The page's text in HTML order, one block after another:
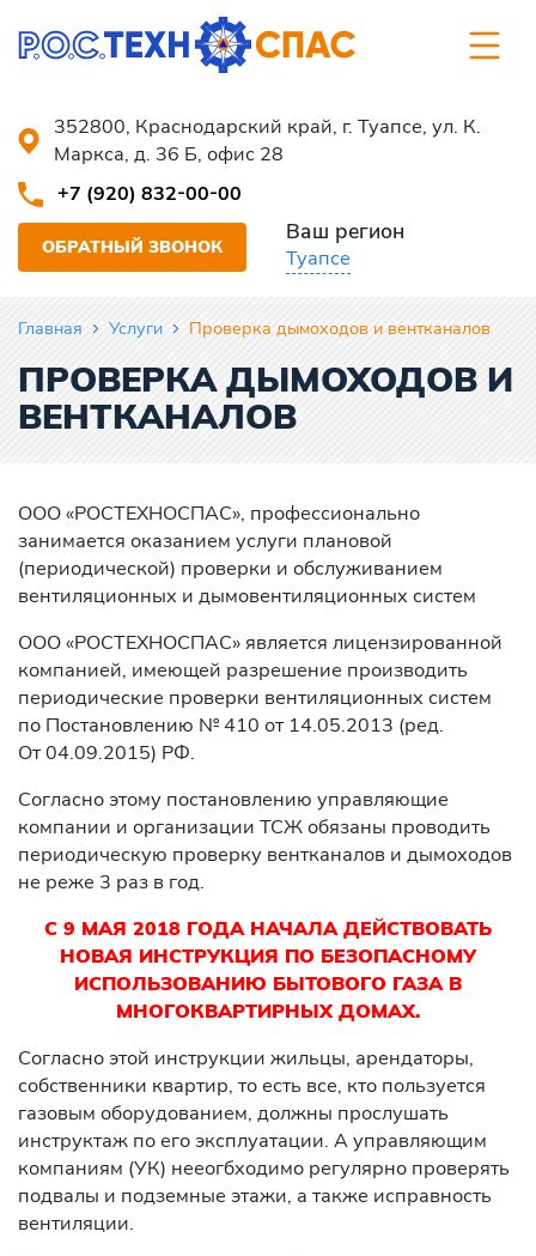
352800, Краснодарский край, г. Туапсе, ул. К.
Маркса, д. 36 Б, офис 28
+7 (920) 832-00-00
Ваш регион
Туапсе
ОБРАТНЫЙ ЗВОНОК
Главная Услуги Проверка дымоходов и вентканалов
ПРОВЕРКА ДЫМОХОДОВ И
ВЕНТКАНАЛОВ
ООО «РОСТЕХНОСПАС», профессионально
занимается оказанием услуги плановой
(периодической) проверки и обслуживанием
вентиляционных и дымовентиляционных систем
ООО «РОСТЕХНОСПАС» является лицензированной
компанией, имеющей разрешение производить
периодические проверки вентиляционных систем
по Постановлению № 410 от 14.05.2013 (ред.
От 04.09.2015) РФ.
Согласно этому постановлению управляющие
компании и организации ТСЖ обязаны проводить
периодическую проверку вентканалов и дымоходов
не реже 3 раз в год.
С 9 МАЯ 2018 ГОДА НАЧАЛА ДЕЙСТВОВАТЬ
НОВАЯ ИНСТРУКЦИЯ ПО БЕЗОПАСНОМУ
ИСПОЛЬЗОВАНИЮ БЫТОВОГО ГАЗА В
МНОГОКВАРТИРНЫХ ДОМАХ.
Согласно этой инструкции жильцы, арендаторы,
собственники квартир, то есть все, кто пользуется
газовым оборудованием, должны прослушать
инструктаж по его эксплуатации. А управляющим
компаниям (УК) нееогбходимо регулярно проверять
подвалы и подземные этажи, а также исправность
вентиляции.